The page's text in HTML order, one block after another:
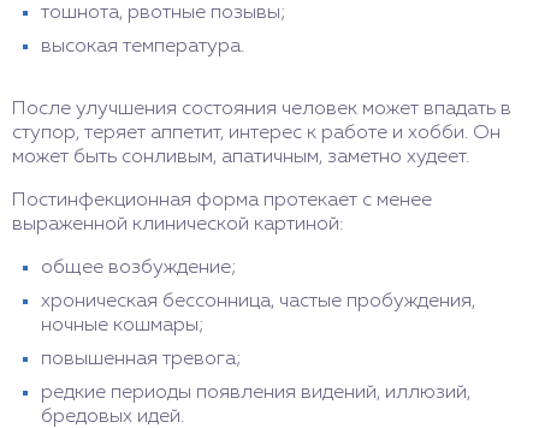
тошнота, рвотные позывы;
высокая температура.
После улучшения состояния человек может впадать в
ступор, теряет аппетит, интерес к работе и хобби. Он
может быть сонливым, апатичным, заметно худеет.
Постинфекционная форма протекает с менее
выраженной клинической картиной:
общее возбуждение;
хроническая бессонница, частые пробуждения,
ночные кошмары;
повышенная тревога;
редкие периоды появления видений, иллюзий,
бредовых идей.